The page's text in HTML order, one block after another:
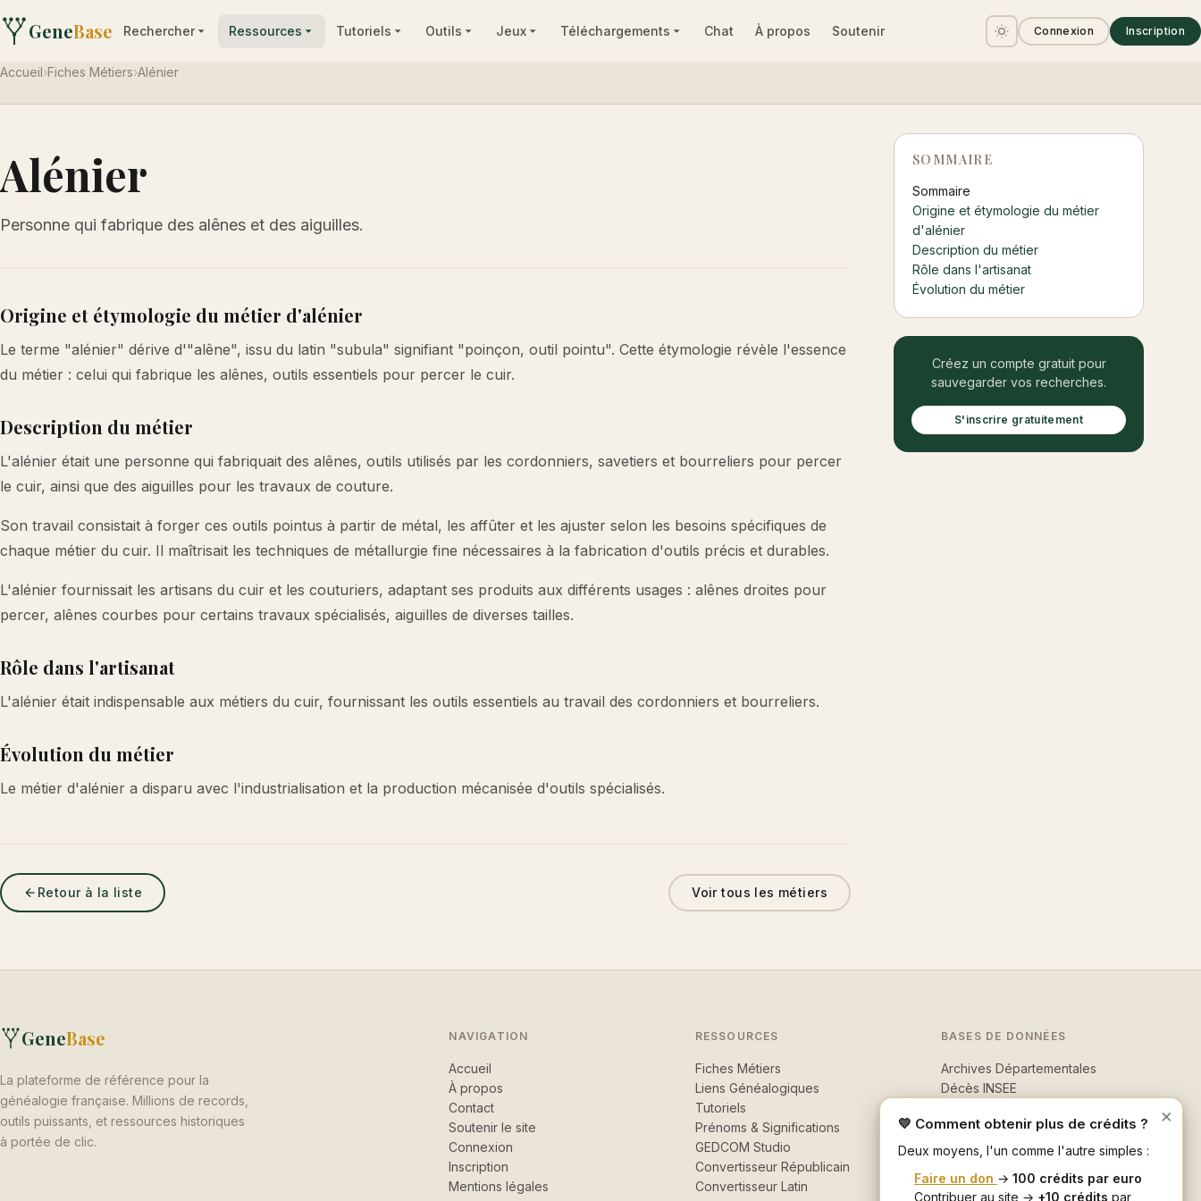
GeneBase Rechercher Ressources Tutoriels Outils Jeux Téléchargements Chat À propos Soutenir Connexion Inscription
Accueil›Fiches Métiers›Alénier
Alénier
Personne qui fabrique des alênes et des aiguilles.
Origine et étymologie du métier d'alénier
Le terme "alénier" dérive d'"alêne", issu du latin "subula" signifiant "poinçon, outil pointu". Cette étymologie révèle l'essence
du métier : celui qui fabrique les alênes, outils essentiels pour percer le cuir.
Description du métier
L'alénier était une personne qui fabriquait des alênes, outils utilisés par les cordonniers, savetiers et bourreliers pour percer
le cuir, ainsi que des aiguilles pour les travaux de couture.
Son travail consistait à forger ces outils pointus à partir de métal, les affûter et les ajuster selon les besoins spécifiques de
chaque métier du cuir. Il maîtrisait les techniques de métallurgie fine nécessaires à la fabrication d'outils précis et durables.
L'alénier fournissait les artisans du cuir et les couturiers, adaptant ses produits aux différents usages : alênes droites pour
percer, alênes courbes pour certains travaux spécialisés, aiguilles de diverses tailles.
Rôle dans l'artisanat
L'alénier était indispensable aux métiers du cuir, fournissant les outils essentiels au travail des cordonniers et bourreliers.
Évolution du métier
Le métier d'alénier a disparu avec l'industrialisation et la production mécanisée d'outils spécialisés.
Retour à la liste Voir tous les métiers
SOMMAIRE
Sommaire
Origine et étymologie du métier
d'alénier
Description du métier
Rôle dans l'artisanat
Évolution du métier
Créez un compte gratuit pour
sauvegarder vos recherches.
S'inscrire gratuitement
GeneBase
La plateforme de référence pour la
généalogie française. Millions de records,
outils puissants, et ressources historiques
à portée de clic.
NAVIGATION
Accueil
À propos
Contact
Soutenir le site
Connexion
Inscription
Mentions légales
RESSOURCES
Fiches Métiers
Liens Généalogiques
Tutoriels
Prénoms & Significations
GEDCOM Studio
Convertisseur Républicain
Convertisseur Latin
BASES DE DONNÉES
Archives Départementales
Décès INSEE
Recherche avancée
×
💛 Comment obtenir plus de crédits ?
Deux moyens, l'un comme l'autre simples :
Faire un don → 100 crédits par euro
Contribuer au site → +10 crédits par